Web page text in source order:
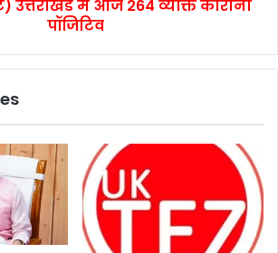
उत्तराखंड में आज 264 व्यक्ति कोरोना
पॉजिटिव